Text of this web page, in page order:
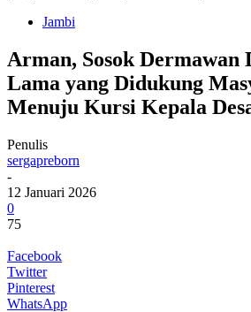
Jambi
Arman, Sosok Dermawan
Lama yang Didukung
Menuju Kursi Kepala
Penulis
sergapreborn
-
12 Januari 2026
0
75
Facebook
Twitter
Pinterest
WhatsApp